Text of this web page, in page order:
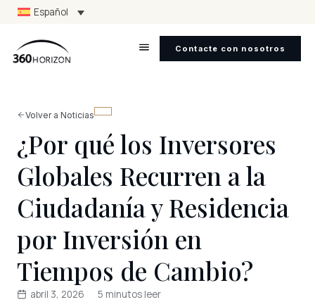
Español
Contacte con nosotros
Volver a Noticias
¿Por qué los Inversores
Globales Recurren a la
Ciudadanía y Residencia
por Inversión en
Tiempos de Cambio?
abril 3, 2026 5 minutos leer